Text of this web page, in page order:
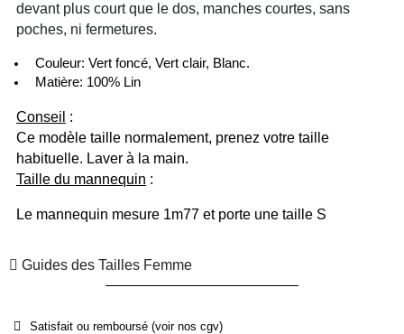
devant plus court que le dos, manches courtes, sans
poches, ni fermetures.
Couleur: Vert foncé, Vert clair, Blanc.
Matière: 100% Lin
Conseil :
Ce modèle taille normalement, prenez votre taille
habituelle. Laver à la main.
Taille du mannequin :
Le mannequin mesure 1m77 et porte une taille S
Guides des Tailles Femme
Satisfait ou remboursé (voir nos cgv)